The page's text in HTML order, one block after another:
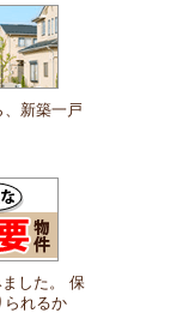
新築一戸
した。 保
られるか